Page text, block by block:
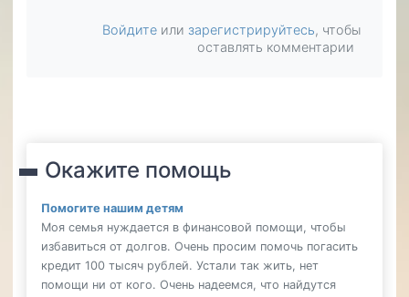
Войдите или зарегистрируйтесь, чтобы
оставлять комментарии
Окажите помощь
Помогите нашим детям
Моя семья нуждается в финансовой помощи, чтобы
избавиться от долгов. Очень просим помочь погасить
кредит 100 тысяч рублей. Устали так жить, нет
помощи ни от кого. Очень надеемся, что найдутся